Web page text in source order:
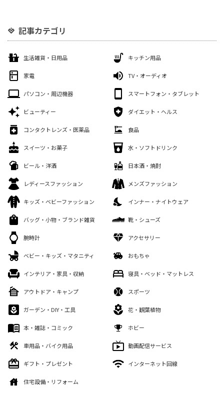
記事カテゴリ
生活雑貨・日用品 キッチン用品
家電 TV・オーディオ
パソコン・周辺機器 スマートフォン・タブレット
ビューティー ダイエット・ヘルス
コンタクトレンズ・医薬品 食品
スイーツ・お菓子 水・ソフトドリンク
ビール・洋酒 日本酒・焼酎
レディースファッション メンズファッション
キッズ・ベビーファッション インナー・ナイトウェア
バッグ・小物・ブランド雑貨 靴・シューズ
腕時計 アクセサリー
ベビー・キッズ・マタニティ おもちゃ
インテリア・家具・収納 寝具・ベッド・マットレス
アウトドア・キャンプ スポーツ
ガーデン・DIY・工具 花・観葉植物
本・雑誌・コミック ホビー
車用品・バイク用品 動画配信サービス
ギフト・プレゼント インターネット回線
住宅設備・リフォーム